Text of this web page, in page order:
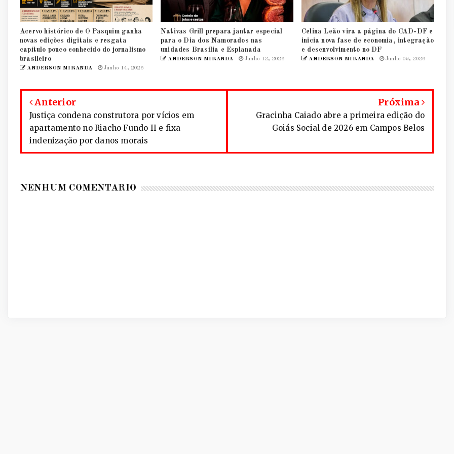
Acervo histórico de O Pasquim ganha
novas edições digitais e resgata
capítulo pouco conhecido do jornalismo
brasileiro
ANDERSON MIRANDA Junho 14, 2026
Nativas Grill prepara jantar especial
para o Dia dos Namorados nas
unidades Brasília e Esplanada
ANDERSON MIRANDA Junho 12, 2026
Celina Leão vira a página do CAD-DF e
inicia nova fase de economia, integração
e desenvolvimento no DF
ANDERSON MIRANDA Junho 09, 2026
Anterior
Justiça condena construtora por vícios em
apartamento no Riacho Fundo II e fixa
indenização por danos morais
Próxima
Gracinha Caiado abre a primeira edição do
Goiás Social de 2026 em Campos Belos
NENHUM COMENTÁRIO